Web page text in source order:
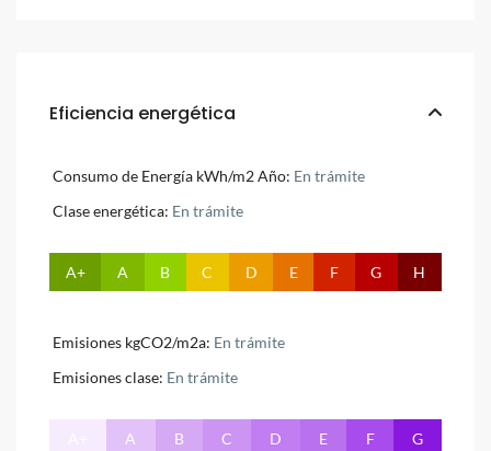
Eficiencia energética
Consumo de Energía kWh/m2 Año: En trámite
Clase energética: En trámite
A+ A B C D E F G H
Emisiones kgCO2/m2a: En trámite
Emisiones clase: En trámite
A B C D E F G